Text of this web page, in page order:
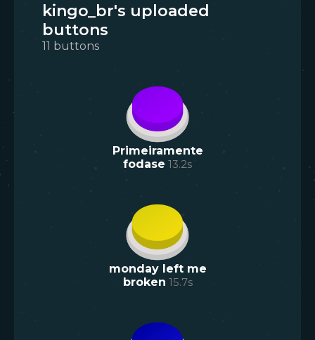
kingo_br's uploaded
buttons
11 buttons
Primeiramente
fodase 13.2s
monday left me
broken 15.7s